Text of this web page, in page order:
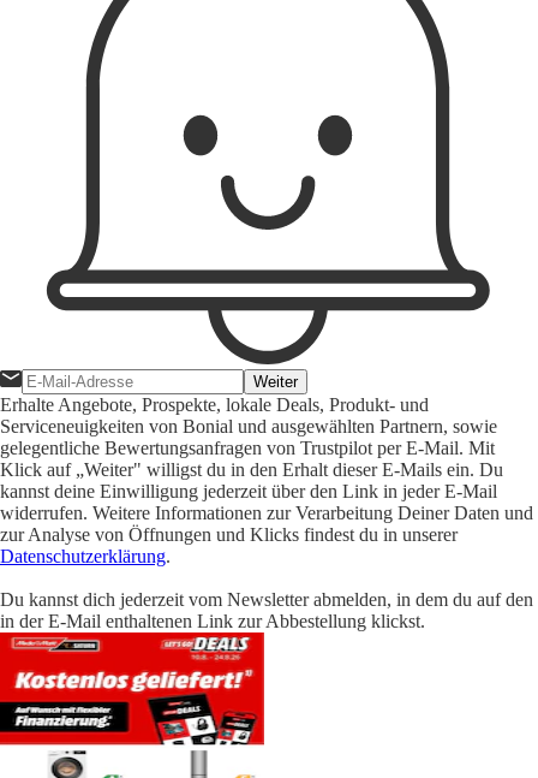
Weiter
Erhalte Angebote, Prospekte, lokale Deals, Produkt- und
Serviceneuigkeiten von Bonial und ausgewählten Partnern, sowie
gelegentliche Bewertungsanfragen von Trustpilot per E-Mail. Mit
Klick auf „Weiter" willigst du in den Erhalt dieser E-Mails ein. Du
kannst deine Einwilligung jederzeit über den Link in jeder E-Mail
widerrufen. Weitere Informationen zur Verarbeitung Deiner Daten und
zur Analyse von Öffnungen und Klicks findest du in unserer
Datenschutzerklärung.
Du kannst dich jederzeit vom Newsletter abmelden, in dem du auf den
in der E-Mail enthaltenen Link zur Abbestellung klickst.